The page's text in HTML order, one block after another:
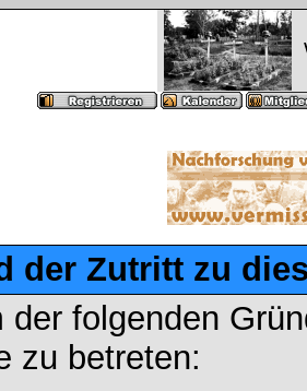
der Zutritt zu
der folgenden
zu betreten: